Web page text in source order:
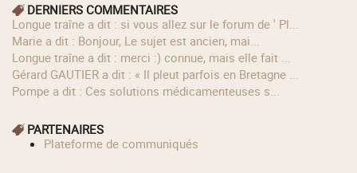
DERNIERS COMMENTAIRES
longue traîne a dit : si vous allez sur le forum de ' Pl...
Marie a dit : Bonjour, Le sujet est ancien, mai...
longue traîne a dit : merci :) connue, mais elle fait ...
Gérard GAUTIER a dit : « Il pleut parfois en Bretagne ...
Pompe a dit : Ces solutions médicamenteuses s...
PARTENAIRES
Plateforme de communiqués